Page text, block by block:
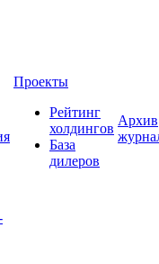
Проекты
Рейтинг
холдингов
База
дилеров
Архив